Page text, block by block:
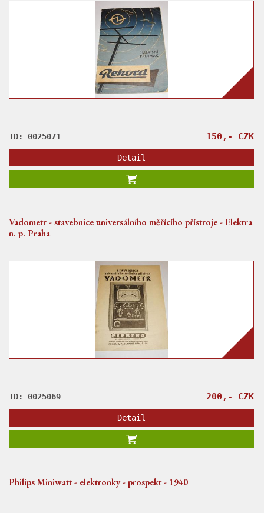
ID: 0025071 150,- CZK
Detail
Vadometr - stavebnice universálního měřícího přístroje - Elektra
n. p. Praha
ID: 0025069 200,- CZK
Detail
Philips Miniwatt - elektronky - prospekt - 1940